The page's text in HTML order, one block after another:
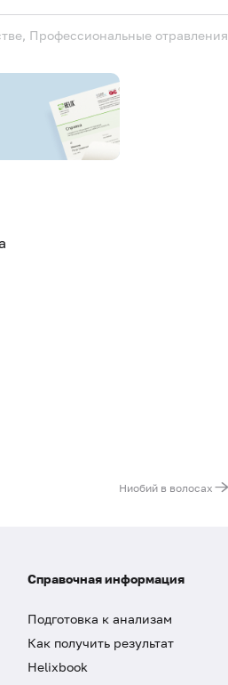
Профессиональные отравления
Ниобий в волосах
Справочная информация
Подготовка к анализам
Как получить результат
Helixbook